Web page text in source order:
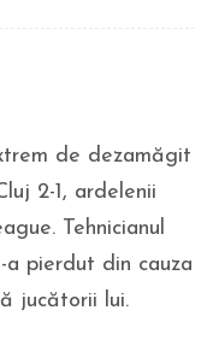
de dezamăgit
2-1, ardelenii
Tehnicianul
pierdut din cauza
jucătorii lui.